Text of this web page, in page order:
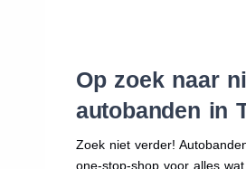
Op zoek naar
autobanden in
Zoek niet verder!
one-stop-shop voor alles